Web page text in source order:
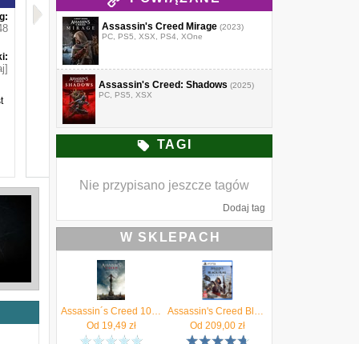
Assassin's Creed Mirage (2023)
PC, PS5, XSX, PS4, XOne
Assassin's Creed: Shadows (2025)
PC, PS5, XSX
TAGI
Nie przypisano jeszcze tagów
Dodaj tag
W SKLEPACH
Assassin´s Creed 10 - Assassin´s Creed Christie Golden
Od 19,49 zł
Assassin's Creed Black Flag Resynced (Gra PS5)
Od 209,00 zł